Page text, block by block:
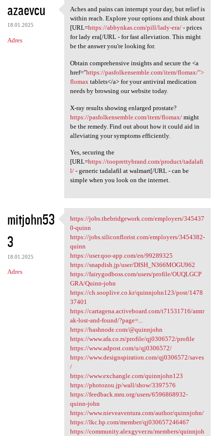
azaevcu
18.01.2025
Adres
Aches and pains can interrupt
Aches and pains can interrupt your day, but relief is
within reach. Explore your options and think about
[URL=https://abbynkas.com/pill/lady-era/- prices
for lady era[/URL - for fast alleviation. This might
be the answer you're looking for.
Obtain comprehensive insights and secure the <a
href="https://pasfolkensemble.com/item/flomax/">
flomaxtablets</a> for your antiviral medication
needs by browsing our website today.
X-ray results showing enlarged prostate?
https://pasfolkensemble.com/item/flomax/might
be the remedy. Find out about how it could aid in
alleviating your symptoms efficiently.
Yes, securing the
[URL=https://tooprettybrand.com/product/tadalafi
l/- generic tadalafil at walmart[/URL - can be
simple when you look on the internet.
mitjohn53
3
18.01.2025
Adres
https://jobs.thebridgework
https://jobs.thebridgework.com/employers/345437
0-quinn
https://jobs.siliconflorist.com/employers/3454382-
quinn
https://user.qoo-app.com/en/99289325
https://snapdish.jp/user/DISH_N366MOGU962
https://fairygodboss.com/users/profile/OUQLGCP
GRA/Quinn-john
https://ch.sooplive.co.kr/quinnjohn123/post/1478
37401
https://cartagena.activeboard.com/t71531716/amtr
ak-lost-and-found/?page=...
https://hashnode.com/@quinnjohn
https://www.afa.co.rs/profile/qj0306572/profile
https://www.adpost.com/u/qj0306572/
https://www.designspiration.com/qj0306572/saves
/
https://www.exchangle.com/quinnjohn123
https://photozou.jp/wall/show/3397576
https://feedback.mru.org/users/6596868932-
quinn-john
https://www.nieveaventura.com/author/quinnjohn/
https://lkc.hp.com/member/qj030657246467
https://community.alexgyver.ru/members/quinnjoh